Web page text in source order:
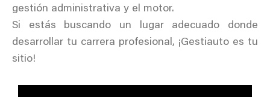
gestión administrativa y el motor.
Si estás buscando un lugar adecuado donde
desarrollar tu carrera profesional, ¡Gestiauto es tu
sitio!